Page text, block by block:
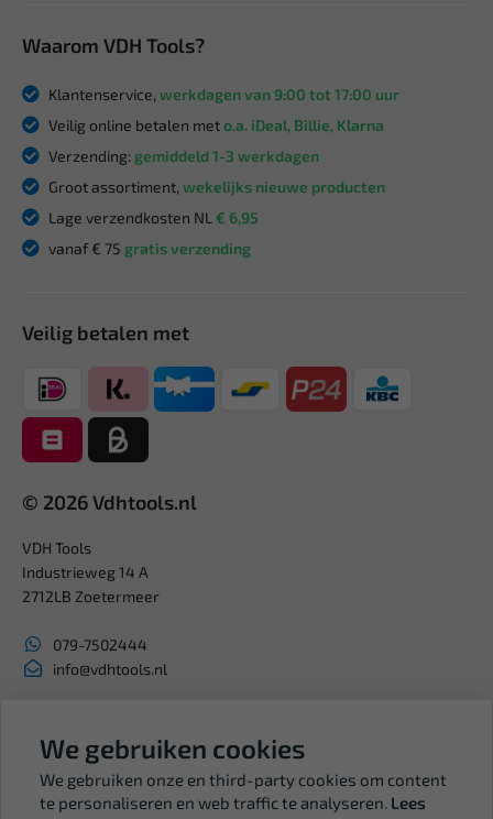
Waarom VDH Tools?
Klantenservice, werkdagen van 9:00 tot 17:00 uur
Veilig online betalen meto.a. iDeal, Billie, Klarna
Verzending: gemiddeld 1-3 werkdagen
Groot assortiment, wekelijks nieuwe producten
Lage verzendkosten NL € 6,95
vanaf € 75 gratis verzending
Veilig betalen met
© 2026 Vdhtools.nl
VDH Tools
Industrieweg 14 A
2712LB Zoetermeer
079-7502444
info@vdhtools.nl
BTW: NL819958657B01
We gebruiken cookies
We gebruiken onze en third-party cookies om content
te personaliseren en web traffic te analyseren. Lees